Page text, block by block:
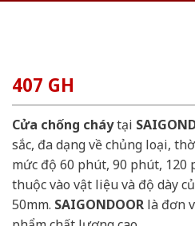
407 GH
Cửa chống cháytại
sắc, đa dạng về chủng loại,
mức độ 60 phút, 90 phút, 120
thuộc vào vật liệu và độ dày
50mm. SAIGONDOOR là đơn